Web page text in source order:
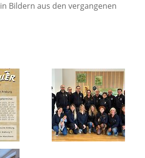
in Bildern aus den vergangenen